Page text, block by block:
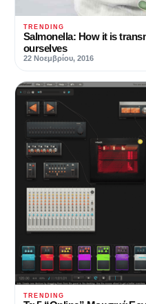
TRENDING
Salmonella: How it is
ourselves
22 Νοεμβρίου, 2016
TRENDING